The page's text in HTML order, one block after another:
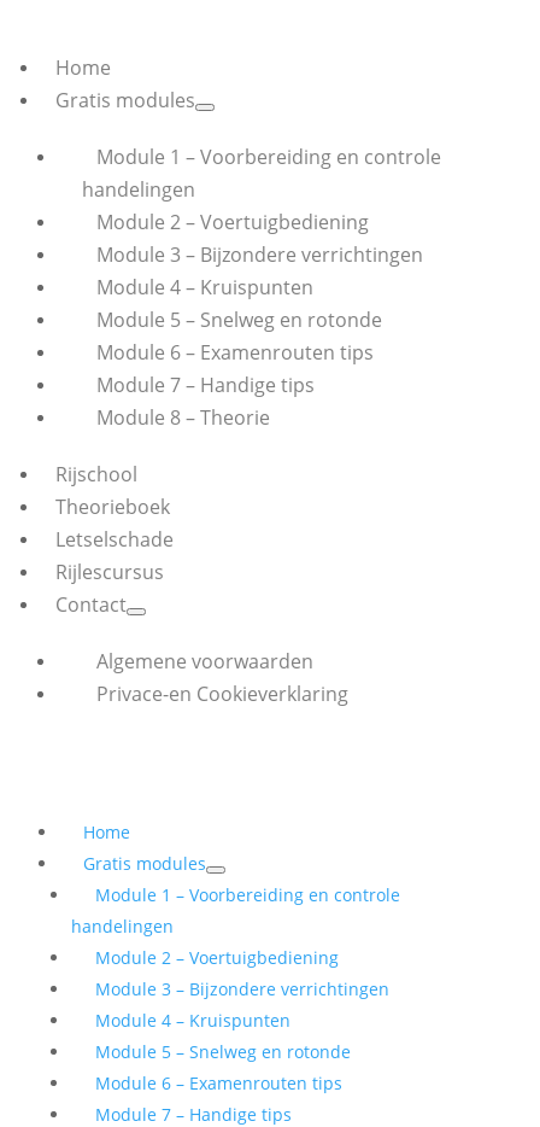
Home
Gratis modules
Module 1 – Voorbereiding en controle
handelingen
Module 2 – Voertuigbediening
Module 3 – Bijzondere verrichtingen
Module 4 – Kruispunten
Module 5 – Snelweg en rotonde
Module 6 – Examenrouten tips
Module 7 – Handige tips
Module 8 – Theorie
Rijschool
Theorieboek
Letselschade
Rijlescursus
Contact
Algemene voorwaarden
Privace-en Cookieverklaring
Home
Gratis modules
Module 1 – Voorbereiding en controle
handelingen
Module 2 – Voertuigbediening
Module 3 – Bijzondere verrichtingen
Module 4 – Kruispunten
Module 5 – Snelweg en rotonde
Module 6 – Examenrouten tips
Module 7 – Handige tips